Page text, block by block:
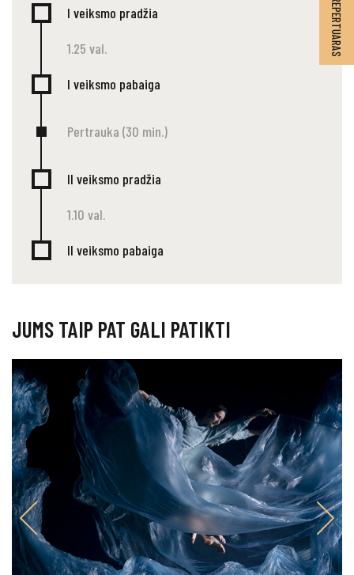
I veiksmo pradžia
1.25 val.
I veiksmo pabaiga
Pertrauka (30 min.)
II veiksmo pradžia
1.10 val.
II veiksmo pabaiga
JUMS TAIP PAT GALI PATIKTI